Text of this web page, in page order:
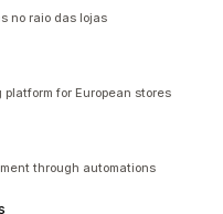
no raio das lojas
for European stores
through automations